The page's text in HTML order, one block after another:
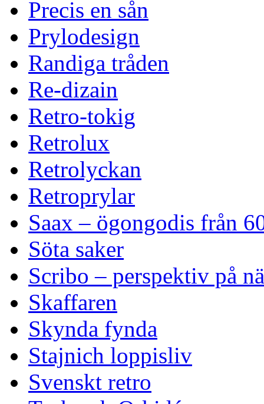
Precis en sån
Prylodesign
Randiga tråden
Re-dizain
Retro-tokig
Retrolux
Retrolyckan
Retroprylar
Saax – ögongodis från
Söta saker
Scribo – perspektiv på
Skaffaren
Skynda fynda
Stajnich loppisliv
Svenskt retro